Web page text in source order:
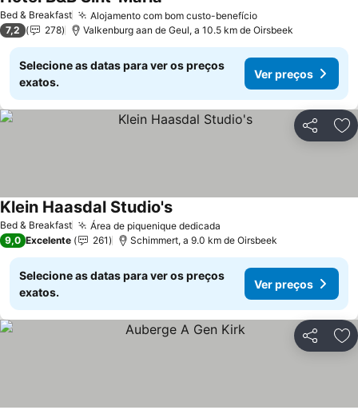
Bed & Breakfast Alojamento com bom custo-benefício
7,2 278 Valkenburg aan de Geul, a 10.5 km de Oirsbeek
Selecione as datas para ver os preços
exatos.
Ver preços
Partilhar
Bed & Breakfast Área de piquenique dedicada
Klein Haasdal Studio's
9,0 Excelente 261 Schimmert, a 9.0 km de Oirsbeek
Selecione as datas para ver os preços
exatos.
Ver preços
Partilhar